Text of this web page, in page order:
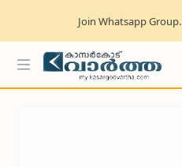
Join Whatsapp Group.